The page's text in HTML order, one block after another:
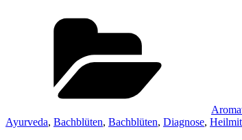
Ayurveda, Bachblüten, Bachblüten, Diagnose,